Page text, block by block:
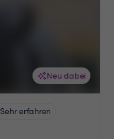
Neu dabei
Sehr erfahren